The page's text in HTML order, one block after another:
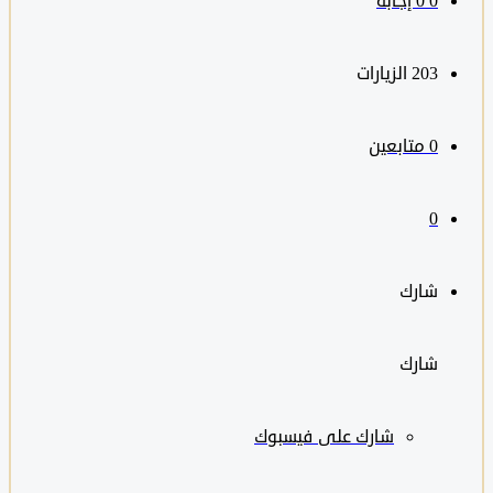
203 الزيارات
متابعين
شارك
شارك على فيسبوك